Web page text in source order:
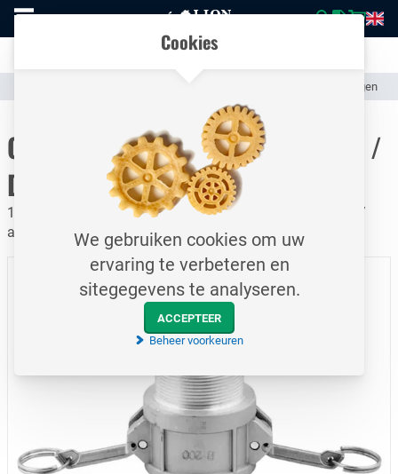
Naar
homepage
Transparante communicatie over kosten en verzendstatus
Slangkoppelingen
CamLock Snelkoppeling / Type B /
DN50
18 bar / Vrouwelijke koppeling - mannelijk schroefdraad /
aluminium
Cookies
We gebruiken cookies om uw
ervaring te verbeteren en
sitegegevens te analyseren.
ACCEPTEER
Beheer voorkeuren